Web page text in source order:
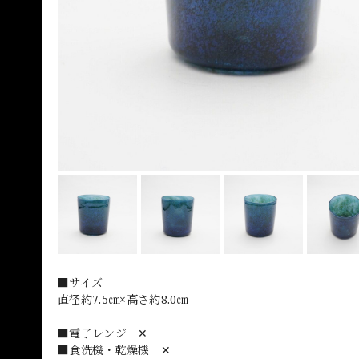
■サイズ
直径約7.5㎝×高さ約8.0㎝
■電子レンジ ✕
■食洗機・乾燥機 ✕